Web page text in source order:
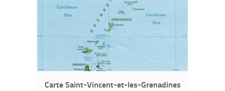
Carte Saint-Vincent-et-les-Grenadines